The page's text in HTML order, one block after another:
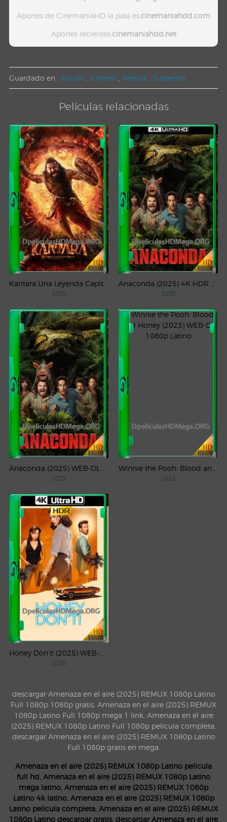
Aportes de CinemaniaHD la pass es:cinemaniahdd.com
Aportes recientes:cinemaniahdd.net
Guardado en : Acción Crimen Remux Suspenso
Películas relacionadas
2025 2025
2025 2023
2025
descargar Amenaza en el aire (2025) REMUX 1080p Latino
Full 1080p 1080p gratis, Amenaza en el aire (2025) REMUX
1080p Latino Full 1080p mega 1 link, Amenaza en el aire
(2025) REMUX 1080p Latino Full 1080p pelicula completa,
descargar Amenaza en el aire (2025) REMUX 1080p Latino
Full 1080p gratis en mega.
Amenaza en el aire (2025) REMUX 1080p Latino pelicula
full hd, Amenaza en el aire (2025) REMUX 1080p Latino
mega latino, Amenaza en el aire (2025) REMUX 1080p
Latino 4k latino, Amenaza en el aire (2025) REMUX 1080p
Latino pelicula completa, Amenaza en el aire (2025) REMUX
1080p Latino descargar gratis, descargar Amenaza en el aire